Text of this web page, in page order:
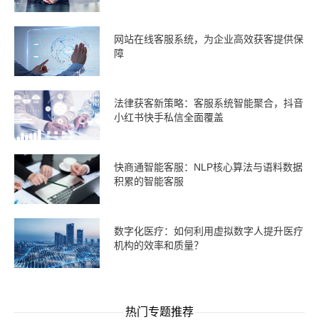
网站在线客服系统，为企业高效获客提供保
障
法律获客新策略：客服系统智能聚合，抖音
小红书快手私信全面覆盖
快商通智能客服：NLP核心算法与语料数据
积累的智能客服
数字化医疗：如何利用虚拟数字人提升医疗
机构的效率和质量？
热门专题推荐